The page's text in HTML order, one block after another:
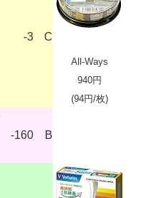
-3 C
All-Ways
940円
(94円/枚)
-160 B